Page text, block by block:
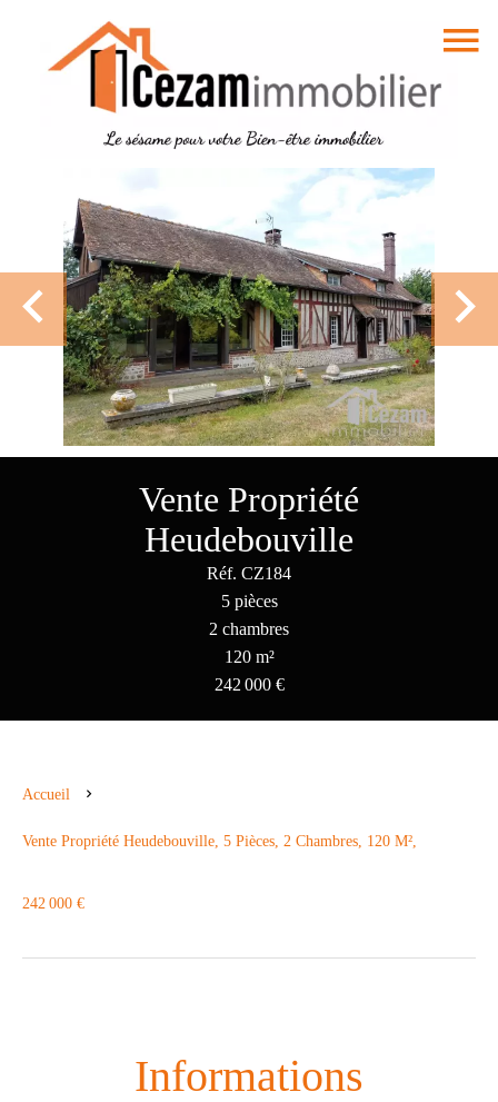
Vente Propriété
Heudebouville
Réf. CZ184
5 pièces
2 chambres
120 m²
242 000 €
Accueil
Vente Propriété Heudebouville, 5 Pièces, 2 Chambres, 120 M²,
242 000 €
Informations